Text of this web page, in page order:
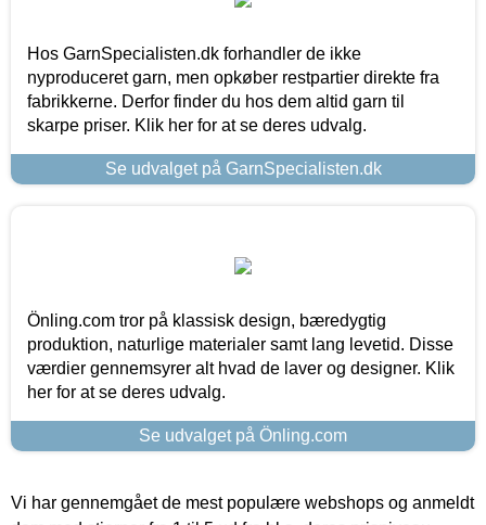
Hos GarnSpecialisten.dk forhandler de ikke
nyproduceret garn, men opkøber restpartier direkte fra
fabrikkerne. Derfor finder du hos dem altid garn til
skarpe priser. Klik her for at se deres udvalg.
Se udvalget på GarnSpecialisten.dk
Önling.com tror på klassisk design, bæredygtig
produktion, naturlige materialer samt lang levetid. Disse
værdier gennemsyrer alt hvad de laver og designer. Klik
her for at se deres udvalg.
Se udvalget på Önling.com
Vi har gennemgået de mest populære webshops og anmeldt